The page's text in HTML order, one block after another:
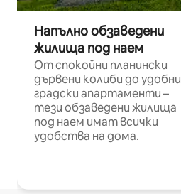
Напълно обзаведени
жилища под наем
От спокойни планински
дървени колиби до удобни
градски апартаменти –
тези обзаведени жилища
под наем имат всички
удобства на дома.